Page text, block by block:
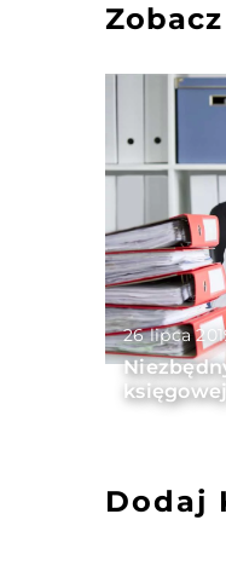
26 lipca
księgowej
Dodaj